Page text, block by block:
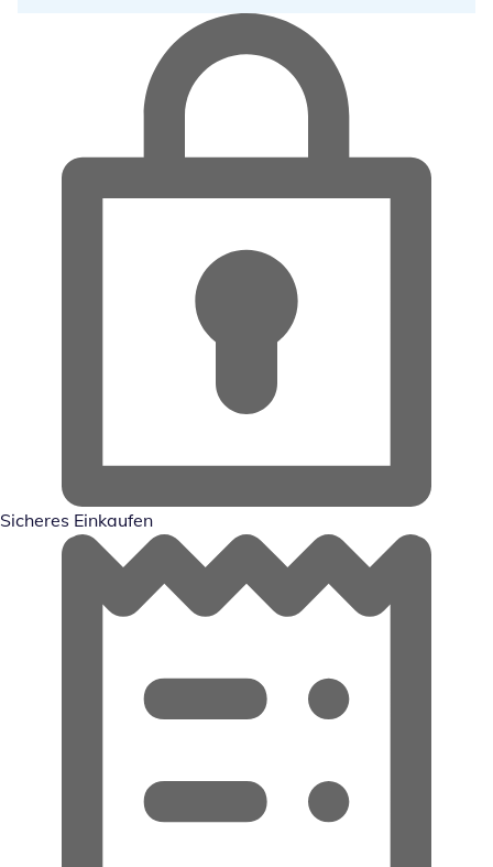
Sicheres Einkaufen